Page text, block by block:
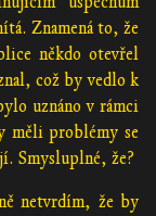
Znamená to, že
někdo otevřel
což by vedlo k
uznáno v rámci
měli problémy se
Smysluplné, že?
netvrdím, že by